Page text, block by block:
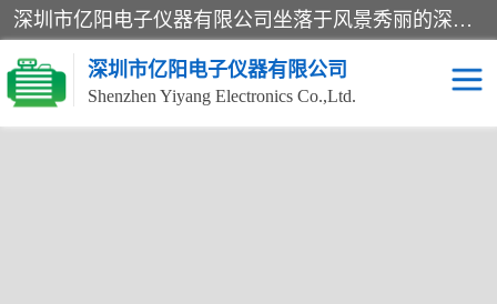
深圳市亿阳电子仪器有限公司坐落于风景秀丽的深圳市光明区，集SMT设备销售务为一体，努力为客户提供电子装配解决方案。与行业**SMT设备厂商：ASM（印刷机，锡膏检查机，贴片机），德国ERSA（爱莎）建立了稳固的代理合作关系，销售的设备一直保持**电子装配行业未来发展方向，能够满足客户各种繁杂产品的生产应用。
深圳市亿阳电子仪器有限公司
Shenzhen Yiyang Electronics Co.,Ltd.